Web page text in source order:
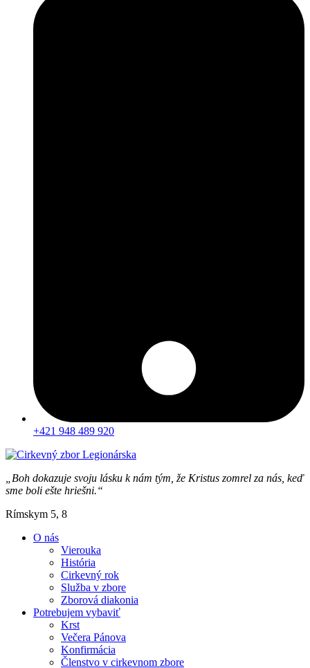
+421 948 489 920
„Boh dokazuje svoju lásku k nám tým, že Kristus zomrel za nás, keď
sme boli ešte hriešni.“
Rímskym 5, 8
O nás
Vierouka
História
Cirkevný rok
Služba v zbore
Zborová diakonia
Potrebujem vybaviť
Krst
Večera Pánova
Konfirmácia
Členstvo v cirkevnom zbore